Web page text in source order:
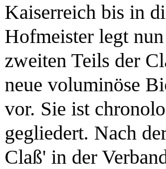
Kaiserreich bis in
Hofmeister legt
zweiten Teils der
neue voluminöse
vor. Sie ist
gegliedert. Nach
Claß' in der